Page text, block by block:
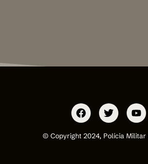
© Copyright 2024, Polícia Militar